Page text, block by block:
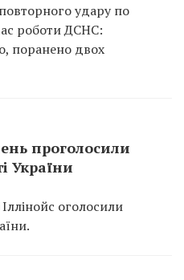
удару по
роботи ДСНС:
поранено двох
проголосили
України
оголосили